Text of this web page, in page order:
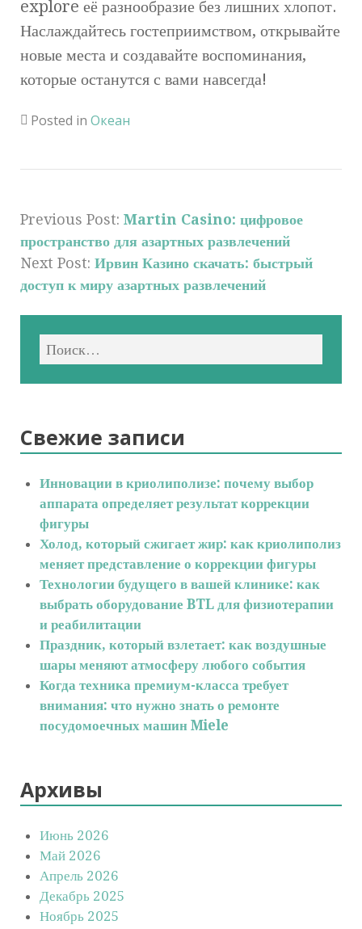
explore её разнообразие без лишних хлопот.
Наслаждайтесь гостеприимством, открывайте
новые места и создавайте воспоминания,
которые останутся с вами навсегда!
Posted in Океан
Previous Post: Martin Casino: цифровое
пространство для азартных развлечений
Next Post: Ирвин Казино скачать: быстрый
доступ к миру азартных развлечений
Свежие записи
Инновации в криолиполизе: почему выбор
аппарата определяет результат коррекции
фигуры
Холод, который сжигает жир: как криолиполиз
меняет представление о коррекции фигуры
Технологии будущего в вашей клинике: как
выбрать оборудование BTL для физиотерапии
и реабилитации
Праздник, который взлетает: как воздушные
шары меняют атмосферу любого события
Когда техника премиум-класса требует
внимания: что нужно знать о ремонте
посудомоечных машин Miele
Архивы
Июнь 2026
Май 2026
Апрель 2026
Декабрь 2025
Ноябрь 2025